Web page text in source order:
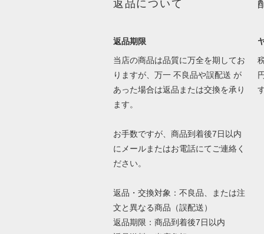
返品について
返品期限
当店の商品は品質に万全を期してお
りますが、万一 不良品や誤配送 が
あった場合は返品または交換を承り
ます。
お手数ですが、商品到着後7日以内
にメールまたはお電話にてご連絡く
ださい。
返品・交換対象：不良品、または注
文と異なる商品（誤配送）
返品期限：商品到着後7日以内